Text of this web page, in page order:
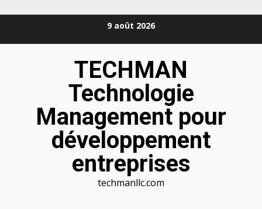
9 août 2026
TECHMAN
Technologie
Management pour
développement
entreprises
techmanllc.com